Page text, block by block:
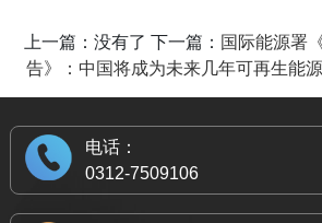
上一篇：没有了 下一篇： 国际能源署
告》：中国将成为未来几年可再生能
电话：
0312-7509106